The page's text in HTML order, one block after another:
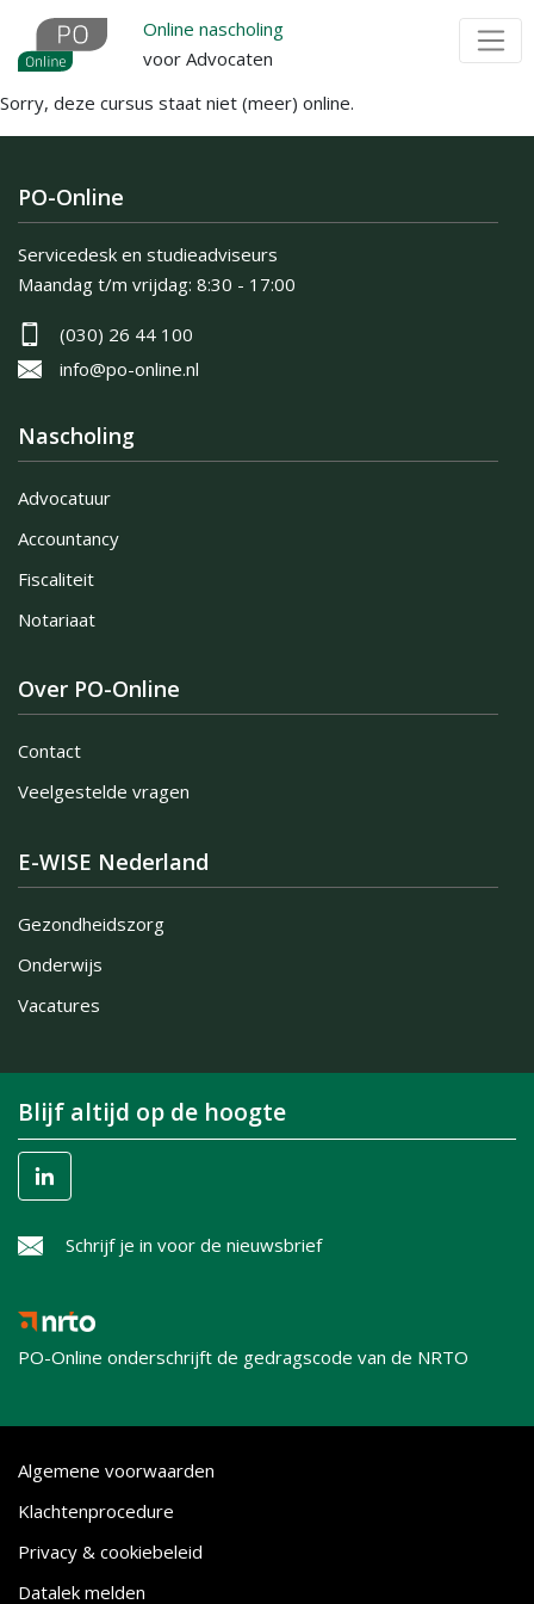
Overslaan
naar
de
inhoud
Online nascholing
voor Advocaten
Sorry, deze cursus staat niet (meer) online.
PO-Online
Servicedesk en studieadviseurs
Maandag t/m vrijdag: 8:30 - 17:00
(030) 26 44 100
info@po-online.nl
Nascholing
Advocatuur
Accountancy
Fiscaliteit
Notariaat
Over PO-Online
Contact
Veelgestelde vragen
E-WISE Nederland
Gezondheidszorg
Onderwijs
Vacatures
Blijf altijd op de hoogte
Schrijf je in voor de nieuwsbrief
PO-Online onderschrijft de gedragscode van de NRTO
Algemene voorwaarden
Klachtenprocedure
Privacy & cookiebeleid
Datalek melden